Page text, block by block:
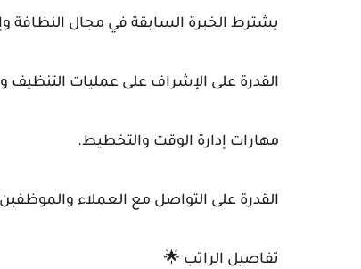
يشترط الخبرة السابقة في مجال النظافة
القدرة على الإشراف على عمليات التنظيف
مهارات إدارة الوقت والتخطيط.
القدرة على التواصل مع العملاء
تفاصيل الراتب 🌟